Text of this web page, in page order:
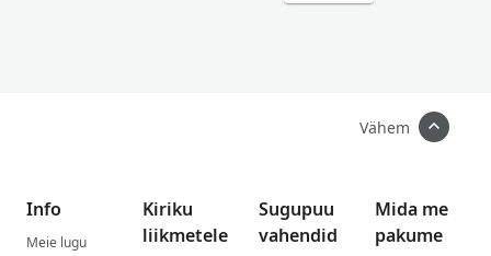
Vähem
Info
Meie lugu
Kiriku
liikmetele
Sugupuu
vahendid
Mida me
pakume